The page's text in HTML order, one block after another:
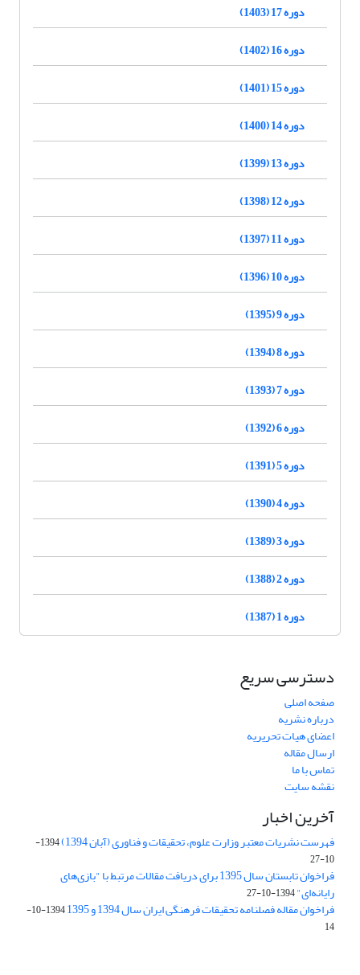
دوره 17 (1403)
دوره 16 (1402)
دوره 15 (1401)
دوره 14 (1400)
دوره 13 (1399)
دوره 12 (1398)
دوره 11 (1397)
دوره 10 (1396)
دوره 9 (1395)
دوره 8 (1394)
دوره 7 (1393)
دوره 6 (1392)
دوره 5 (1391)
دوره 4 (1390)
دوره 3 (1389)
دوره 2 (1388)
دوره 1 (1387)
دسترسی سریع
صفحه اصلی
درباره نشریه
اعضای هیات تحریریه
ارسال مقاله
تماس با ما
نقشه سایت
آخرین اخبار
فهرست نشریات معتبر وزارت علوم، تحقیقات و فناوری (آبان 1394)
1394-
10-27
فراخوان تابستان سال 1395 برای دریافت مقالات مرتبط با "بازی‌های
رایانه‌ای"1394-10-27
فراخوان مقاله فصلنامه تحقیقات فرهنگی ایران سال 1394 و 1395
1394-10-
14